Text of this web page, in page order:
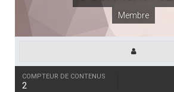
Membre
COMPTEUR DE CONTENUS
2